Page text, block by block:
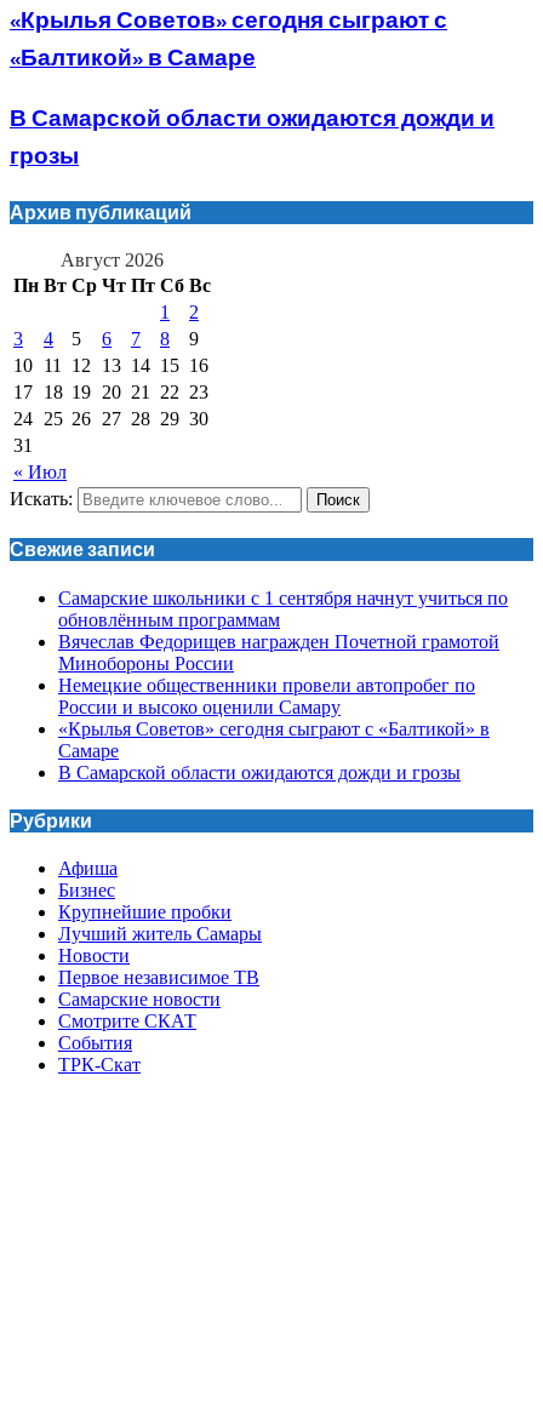
«Крылья Советов» сегодня сыграют с
«Балтикой» в Самаре
В Самарской области ожидаются дожди и
грозы
Архив публикаций
Август 2026
Пн Вт Ср Чт Пт Сб Вс
« Июл
1
2
3
4 5 6 7 8
9
10 11 12 13 14 15 16
17 18 19 20 21 22 23
24 25 26 27 28 29 30
31
Искать: Поиск
Свежие записи
Самарские школьники с 1 сентября начнут учиться по
обновлённым программам
Вячеслав Федорищев награжден Почетной грамотой
Минобороны России
Немецкие общественники провели автопробег по
России и высоко оценили Самару
«Крылья Советов» сегодня сыграют с «Балтикой» в
Самаре
В Самарской области ожидаются дожди и грозы
Рубрики
Афиша
Бизнес
Крупнейшие пробки
Лучший житель Самары
Новости
Первое независимое ТВ
Самарские новости
Смотрите СКАТ
События
ТРК-Скат